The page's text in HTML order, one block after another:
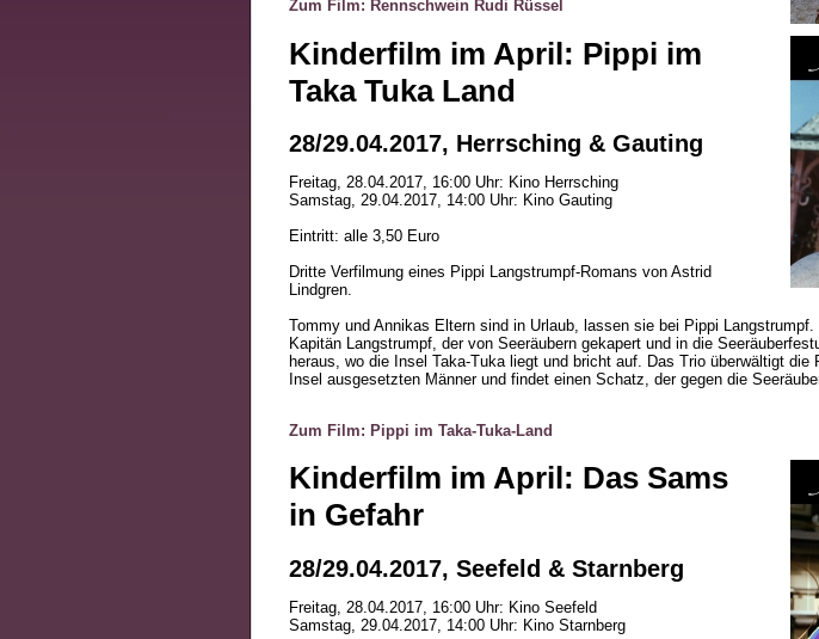
Zum Film: Rennschwein Rudi Rüssel
Kinderfilm im April: Pippi im
Taka Tuka Land
28/29.04.2017, Herrsching & Gauting
Freitag, 28.04.2017, 16:00 Uhr: Kino Herrsching
Samstag, 29.04.2017, 14:00 Uhr: Kino Gauting
Eintritt: alle 3,50 Euro
Dritte Verfilmung eines Pippi Langstrumpf-Romans von Astrid
Lindgren.
Tommy und Annikas Eltern sind in Urlaub, lassen sie bei Pippi
Kapitän Langstrumpf, der von Seeräubern gekapert und in die
heraus, wo die Insel Taka-Tuka liegt und bricht auf. Das Trio überwältigt
Insel ausgesetzten Männer und findet einen Schatz, der gegen die
Zum Film: Pippi im Taka-Tuka-Land
Kinderfilm im April: Das Sams
in Gefahr
28/29.04.2017, Seefeld & Starnberg
Freitag, 28.04.2017, 16:00 Uhr: Kino Seefeld
Samstag, 29.04.2017, 14:00 Uhr: Kino Starnberg